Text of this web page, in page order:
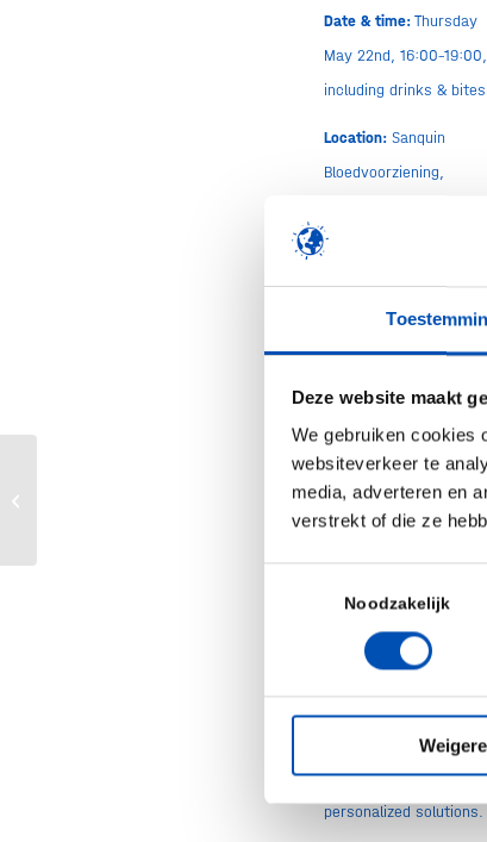
Deze website maakt
We gebruiken cookies
websiteverkeer te
media, adverteren en
verstrekt of die ze
Noodzakelijk
Date & time:Thursday
May 22nd, 16:00-19:00,
including drinks & bites
Location:Sanquin
Bloedvoorziening,
CX Amsterdam
Registration:The
registration is now
closed.
Program:
16:00 – doors open
17:00 to 17:30 – A
Cancer Therapeutics,
will pitch their story
about revolutionizing
treatments through
cutting-edge,
personalized solutions.